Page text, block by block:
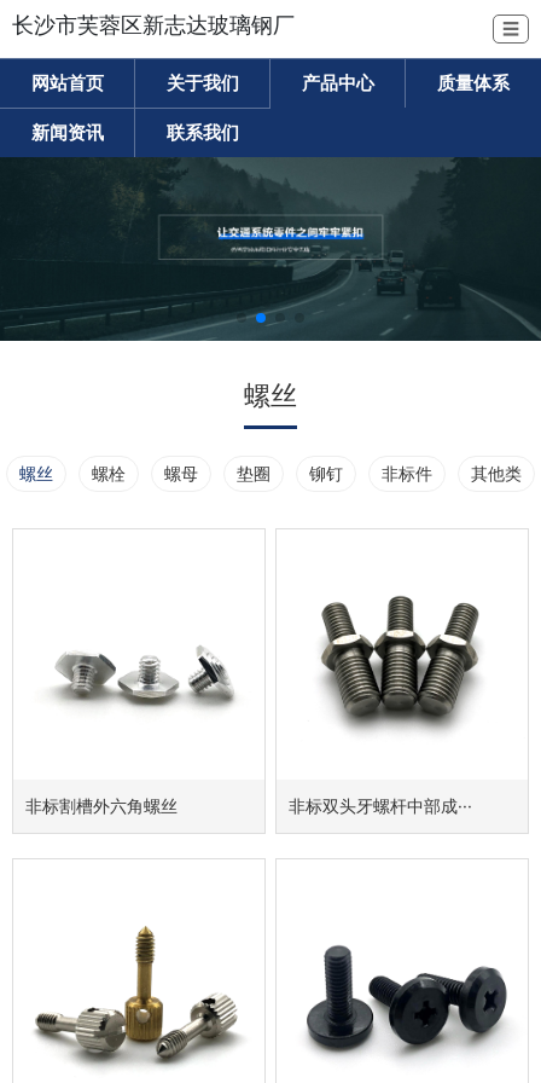
长沙市芙蓉区新志达玻璃钢厂 ☰
网站首页 关于我们 产品中心 质量体系
新闻资讯 联系我们
螺丝
螺丝 螺栓 螺母 垫圈 铆钉 非标件 其他类
非标割槽外六角螺丝 非标双头牙螺杆中部成···